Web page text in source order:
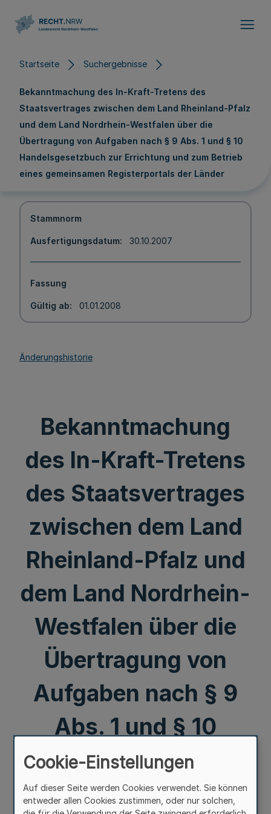
Startseite Suchergebnisse
Bekanntmachung des In-Kraft-Tretens des
Staatsvertrages zwischen dem Land Rheinland-Pfalz
und dem Land Nordrhein-Westfalen über die
Übertragung von Aufgaben nach § 9 Abs. 1 und § 10
Handelsgesetzbuch zur Errichtung und zum Betrieb
eines gemeinsamen Registerportals der Länder
Stammnorm
Ausfertigungsdatum 30.10.2007
Fassung
Gültig ab 01.01.2008
Änderungshistorie
Bekanntmachung
des In-Kraft-Tretens
des Staatsvertrages
zwischen dem Land
Rheinland-Pfalz und
dem Land Nordrhein-
Westfalen über die
Übertragung von
Aufgaben nach § 9
Abs. 1 und § 10
Handelsgesetzbuch
zur Errichtung und
Cookie-Einstellungen
Auf dieser Seite werden Cookies verwendet. Sie können
entweder allen Cookies zustimmen, oder nur solchen,